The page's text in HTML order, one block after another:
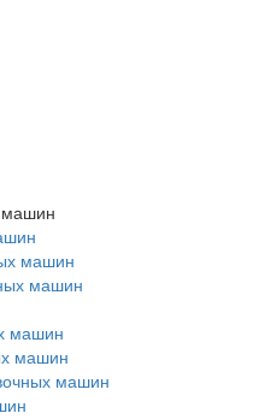
машин
машин
машин
машин
машин